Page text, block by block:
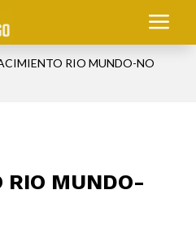
a
RIO MUNDO-NO
RIO MUNDO-